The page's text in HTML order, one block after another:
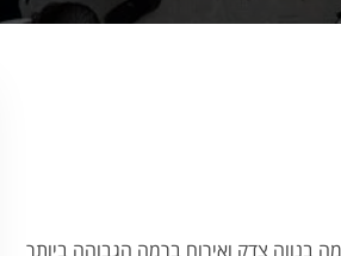
בנווה צדק ואירוח ברמה הגבוהה ביותר